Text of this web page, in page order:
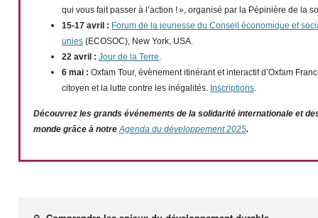
qui vous fait passer à l’action ! », organisé par la Pépinière de la
15-17 avril : Forum de la jeunesse du Conseil économique et
unies (ECOSOC), New York, USA.
22 avril : Jour de la Terre.
6 mai : Oxfam Tour, évènement itinérant et interactif d’Oxfam
citoyen et la lutte contre les inégalités. Inscriptions.
Découvrez les grands événements de la solidarité internationale et
monde grâce à notreAgenda du développement2025.